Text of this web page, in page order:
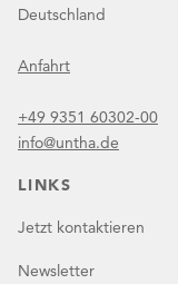
Deutschland
Anfahrt
+49 9351 60302-00
info@untha.de
LINKS
Jetzt kontaktieren
Newsletter